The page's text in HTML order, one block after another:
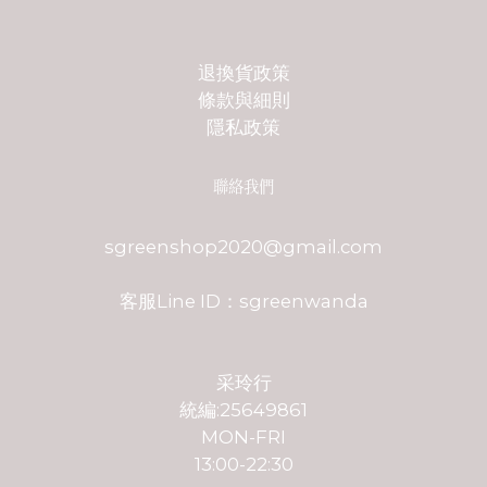
退換貨政策
條款與細則
隱私政策
聯絡我們
sgreenshop2020@gmail.com
客服Line ID：sgreenwanda
采玲行
統編:25649861
MON-FRI
13:00-22:30